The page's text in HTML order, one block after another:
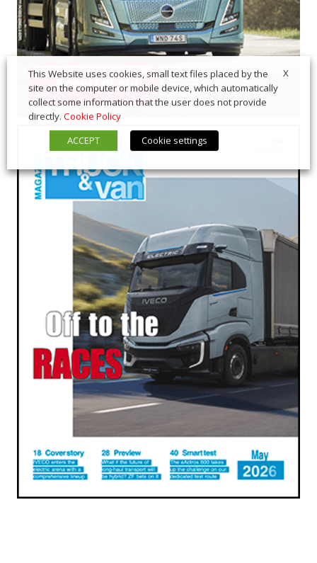
X
This Website uses cookies, small text files placed by the
site on the computer or mobile device, which automatically
collect some information that the user does not provide
directly. Cookie Policy
ACCEPT
Cookie settings